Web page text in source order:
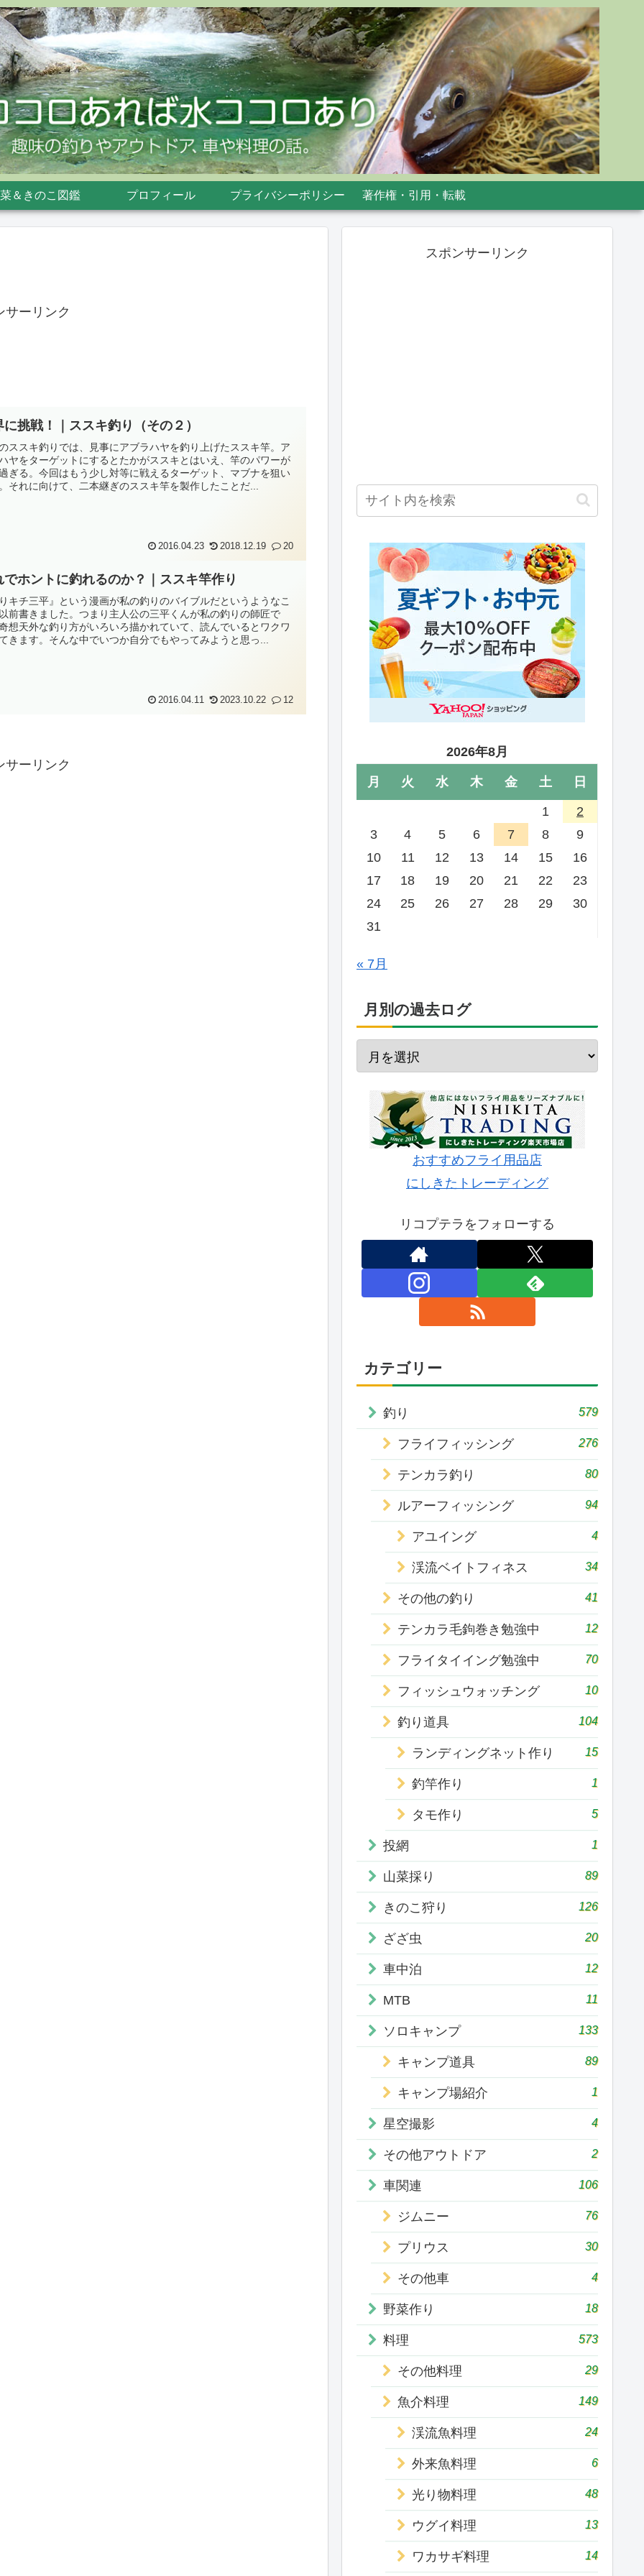
＆きのこ図鑑 プロフィール プライバシーポリシー 著作権・引用・転載
サーリンク
に挑戦！｜ススキ釣り（その２）
ススキ釣りでは、見事にアブラハヤを釣り上げたススキ竿。ア
ヤをターゲットにするとたかがススキとはいえ、竿のパワーが
ぎる。今回はもう少し対等に戦えるターゲット、マブナを狙い
それに向けて、二本継ぎのススキ竿を製作したことだ...
2016.04.23 2018.12.19 20
でホントに釣れるのか？｜ススキ竿作り
キチ三平』という漫画が私の釣りのバイブルだというようなこ
前書きました。つまり主人公の三平くんが私の釣りの師匠で
想天外な釣り方がいろいろ描かれていて、読んでいるとワクワ
きます。そんな中でいつか自分でもやってみようと思っ...
2016.04.11 2023.10.22 12
サーリンク
スポンサーリンク
2026年8月
月 火 水 木 金 土 日
1
2
3
4 5 6 7 8
9
10
11 12 13 14 15
16
17
18 19 20 21 22
23
24
25 26 27 28 29
30
31
« 7月
月別の過去ログ
おすすめフライ用品店
にしきたトレーディング
リコプテラをフォローする
カテゴリー
釣り 579
フライフィッシング 276
テンカラ釣り 80
ルアーフィッシング 94
アユイング 4
渓流ベイトフィネス 34
その他の釣り 41
テンカラ毛鉤巻き勉強中 12
フライタイイング勉強中 70
フィッシュウォッチング 10
釣り道具 104
ランディングネット作り 15
釣竿作り 1
タモ作り 5
投網 1
山菜採り 89
きのこ狩り 126
ざざ虫 20
車中泊 12
MTB 11
ソロキャンプ 133
キャンプ道具 89
キャンプ場紹介 1
星空撮影 4
その他アウトドア 2
車関連 106
ジムニー 76
プリウス 30
その他車 4
野菜作り 18
料理 573
その他料理 29
魚介料理 149
渓流魚料理 24
外来魚料理 6
光り物料理 48
ウグイ料理 13
ワカサギ料理 14